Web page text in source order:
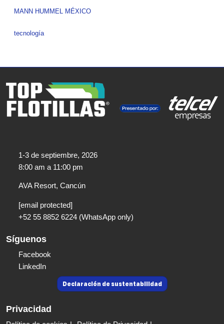
MANN HUMMEL MÉXICO
tecnología
1-3 de septiembre, 2026
8:00 am a 11:00 pm​
AVA Resort, Cancún
[email protected]
+52 55 8852 6224 (WhatsApp only)
Síguenos
Facebook
LinkedIn
Declaración de sustentabilidad
Privacidad